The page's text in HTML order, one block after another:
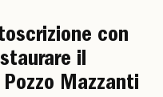
con
il
Mazzanti